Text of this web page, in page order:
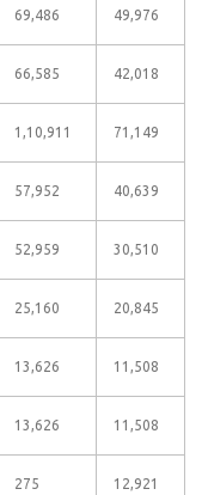
69,486 49,976
66,585 42,018
1,10,911 71,149
57,952 40,639
52,959 30,510
25,160 20,845
13,626 11,508
13,626 11,508
275 12,921